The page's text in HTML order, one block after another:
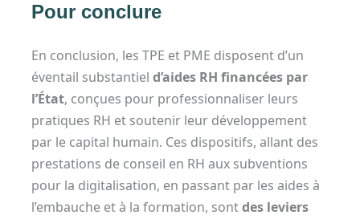
Pour conclure
En conclusion, les TPE et PME disposent d’un
éventail substantiel d’aides RH financées par
l’État, conçues pour professionnaliser leurs
pratiques RH et soutenir leur développement
par le capital humain. Ces dispositifs, allant des
prestations de conseil en RH aux subventions
pour la digitalisation, en passant par les aides à
l’embauche et à la formation, sontdes leviers